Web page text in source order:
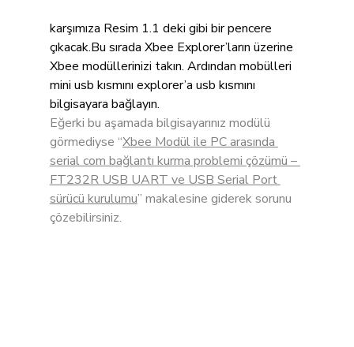
karşımıza Resim 1.1 deki gibi bir pencere
çıkacak.Bu sırada Xbee Explorer’ların üzerine
Xbee modüllerinizi takın. Ardından mobülleri
mini usb kısmını explorer’a usb kısmını
bilgisayara bağlayın.
Eğerki bu aşamada bilgisayarınız modülü
görmediyse “Xbee Modül ile PC arasında
serial com bağlantı kurma problemi çözümü –
FT232R USB UART ve USB Serial Port
sürücü kurulumu” makalesine giderek sorunu
çözebilirsiniz.